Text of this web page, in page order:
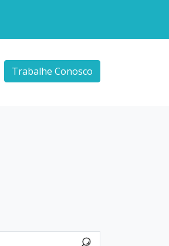
Trabalhe Conosco